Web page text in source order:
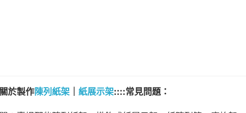
關於製作陳列紙架｜ 紙展示架::::常見問題：